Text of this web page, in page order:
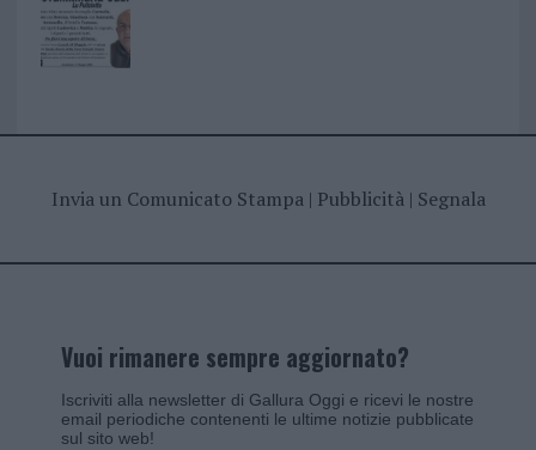
Invia un Comunicato Stampa| Pubblicità| Segnala
Vuoi rimanere sempre aggiornato?
Iscriviti alla newsletter di Gallura Oggi e ricevi le nostre
email periodiche contenenti le ultime notizie pubblicate
sul sito web!